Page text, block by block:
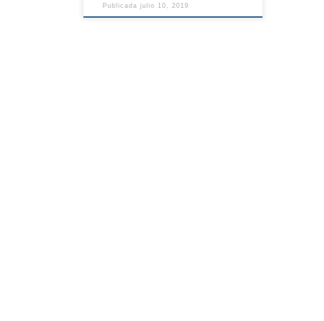
Publicadajulio 10, 2019